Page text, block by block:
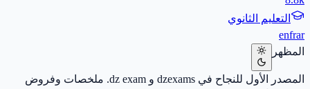
التعليم الثانوي
enfrar
المظهر
المصدر الأول للنجاح في dzexams و dz exam. ملخصات وفروض